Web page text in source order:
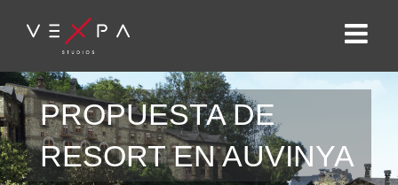
PROPUESTA DE
RESORT EN AUVINYA